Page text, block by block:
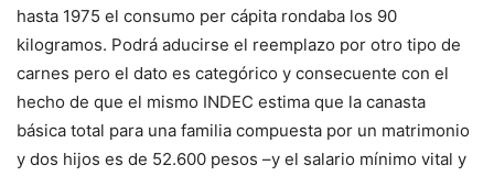
hasta 1975 el consumo per cápita rondaba los 90
kilogramos. Podrá aducirse el reemplazo por otro tipo de
carnes pero el dato es categórico y consecuente con el
hecho de que el mismo INDEC estima que la canasta
básica total para una familia compuesta por un matrimonio
y dos hijos es de 52.600 pesos –y el salario mínimo vital y